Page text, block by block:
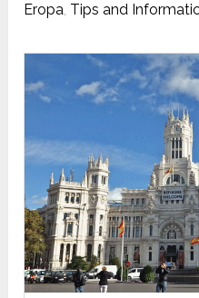
Eropa, Tips and